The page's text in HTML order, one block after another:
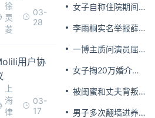
徐
灵
菱
03-
28
用户协
上
海
律
03-
17
女子自称住院期间
李雨桐实名举报薛
一博主质问演员屈
屈楚萧方公开判决
女子掏20万婚介费
被闺蜜和丈夫背叛
男子多次翻墙进养